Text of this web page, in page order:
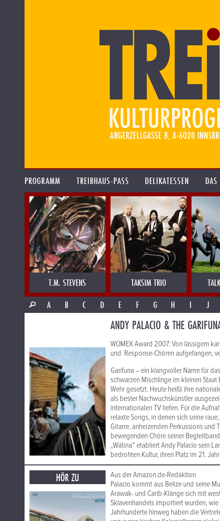
PROGRAMM TREIBHAUS-PASS DELIKATESSEN
T.M. STEVENS TAKSIM TRIO
A
B C D E F G H I J
ANDY PALACIO & THE
WOMEX Award 2007: Von lässigem
und Response-Chören aufgefangen,
Garifuna – ein klangvoller Name für
schwarzen Mischlinge im kleinen
Wehr gesetzt. Heute heißt ihre
als bester Nachwuchskünstler
internationalen TV liefen. Für die
relaxte Songs, in denen sich seine
Gitarre, anheizenden Perkussions
bewegenden Chöre seiner
„Wátina“ etabliert Andy Palacio sein
bedrohten Kultur, ihren Platz im 21.
HÖR ZU
Aus der Amazon.de-Redaktion
Palacio kommt aus Belize und seine
Arawak- und Carib-Klänge sich mit
Sklavenhandels importiert wurden,
Jahrhunderte hinweg haben die